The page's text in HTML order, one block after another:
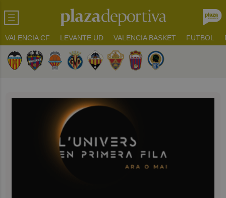
VALENCIA CF LEVANTE UD VALENCIA BASKET FUTBOL